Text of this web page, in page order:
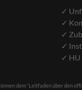
✓
✓
✓
✓
✓ HU
dem 'Leitfaden über den